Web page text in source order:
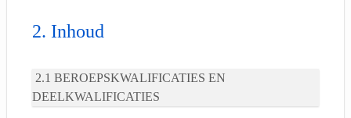
Inhoud
BEROEPSKWALIFICATIES EN
DEELKWALIFICATIES